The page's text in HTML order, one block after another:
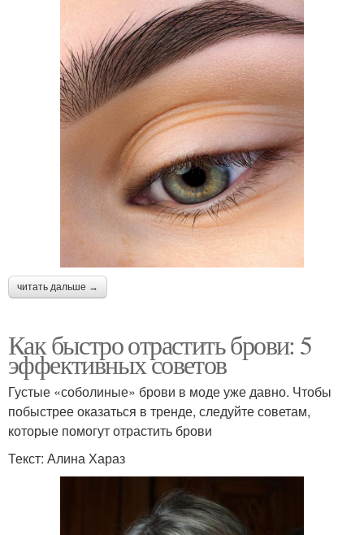
читать дальше →
Как быстро отрастить брови: 5
эффективных советов
Густые «соболиные» брови в моде уже давно. Чтобы
побыстрее оказаться в тренде, следуйте советам,
которые помогут отрастить брови
Текст: Алина Хараз